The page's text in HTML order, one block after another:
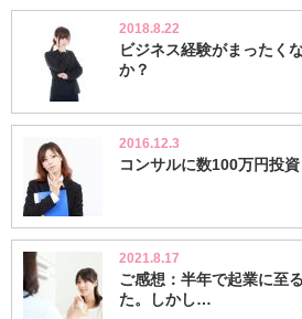
2018.8.22
ビジネス経験がまったく
か？
2016.12.3
コンサルに数100万円投
2021.8.17
ご感想：半年で起業に至
た。しかし…